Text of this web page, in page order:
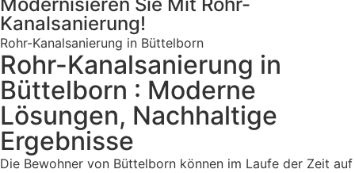
Modernisieren Sie Mit Rohr-
Kanalsanierung!
Rohr-Kanalsanierung in Büttelborn
Rohr-Kanalsanierung in
Büttelborn : Moderne
Lösungen, Nachhaltige
Ergebnisse
Die Bewohner von Büttelborn können im Laufe der Zeit auf